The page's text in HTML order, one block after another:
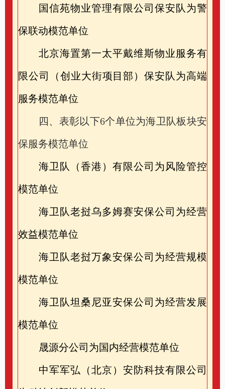
国信苑物业管理有限公司保安队为警
保联动模范单位
北京海置第一太平戴维斯物业服务有
限公司（创业大街项目部）保安队为高端
服务模范单位
四、表彰以下6个单位为海卫队板块安
保服务模范单位
海卫队（香港）有限公司为风险管控
模范单位
海卫队老挝乌多姆赛安保公司为经营
效益模范单位
海卫队老挝万象安保公司为经营规模
模范单位
海卫队坦桑尼亚安保公司为经营发展
模范单位
晟源分公司为国内经营模范单位
中军军弘（北京）安防科技有限公司